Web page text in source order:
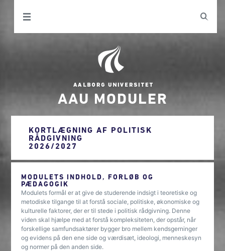
AAU MODULER
KORTLÆGNING AF POLITISK
RÅDGIVNING
2026/2027
MODULETS INDHOLD, FORLØB OG
PÆDAGOGIK
Modulets formål er at give de studerende indsigt i teoretiske og
metodiske tilgange til at forstå sociale, politiske, økonomiske og
kulturelle faktorer, der er til stede i politisk rådgivning. Denne
viden skal hjælpe med at forstå kompleksiteten, der opstår, når
forskellige samfundsaktører bygger bro mellem kendsgerninger
og evidens på den ene side og værdisæt, ideologi, menneskesyn
og normer på den anden side.